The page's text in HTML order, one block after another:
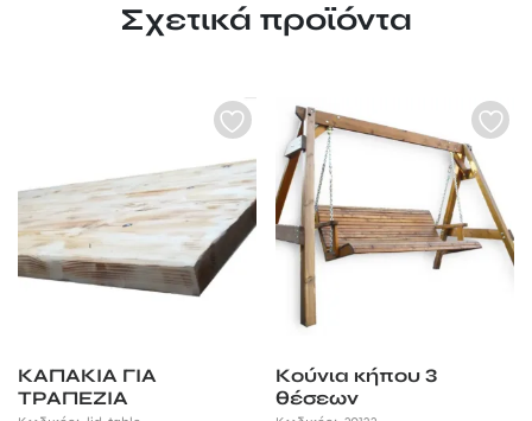
Σχετικά προϊόντα
KAΠΑΚΙΑ ΓΙΑ
ΤΡΑΠΕΖΙΑ
Κούνια κήπου 3
θέσεων